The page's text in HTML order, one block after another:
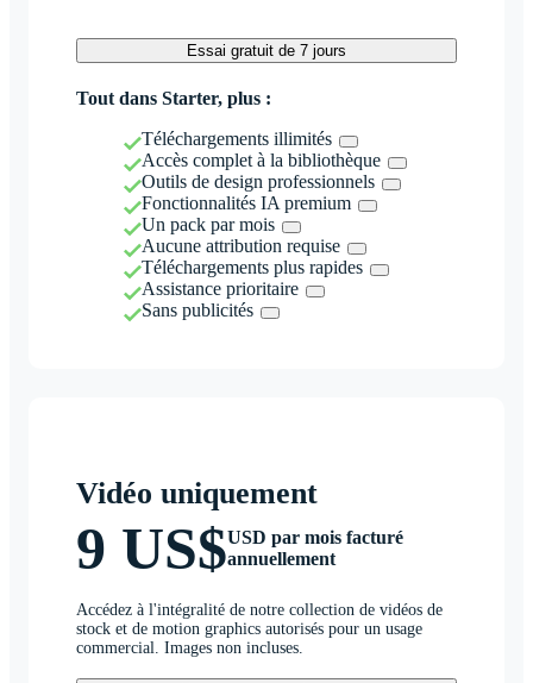
Essai gratuit de 7 jours
Tout dans Starter, plus :
Téléchargements illimités
Accès complet à la bibliothèque
Outils de design professionnels
Fonctionnalités IA premium
Un pack par mois
Aucune attribution requise
Téléchargements plus rapides
Assistance prioritaire
Sans publicités
Vidéo uniquement
9 US$USD par mois facturé
annuellement
Accédez à l'intégralité de notre collection de vidéos de
stock et de motion graphics autorisés pour un usage
commercial. Images non incluses.